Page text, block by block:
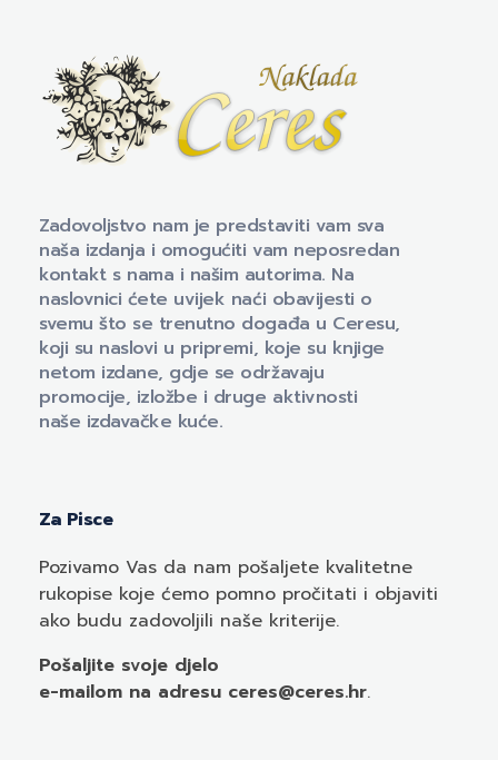
Zadovoljstvo nam je predstaviti vam sva
naša izdanja i omogućiti vam neposredan
kontakt s nama i našim autorima. Na
naslovnici ćete uvijek naći obavijesti o
svemu što se trenutno događa u Ceresu,
koji su naslovi u pripremi, koje su knjige
netom izdane, gdje se održavaju
promocije, izložbe i druge aktivnosti
naše izdavačke kuće.
Za Pisce
Pozivamo Vas da nam pošaljete kvalitetne
rukopise koje ćemo pomno pročitati i objaviti
ako budu zadovoljili naše kriterije.
Pošaljite svoje djelo
e-mailom na adresu ceres@ceres.hr.